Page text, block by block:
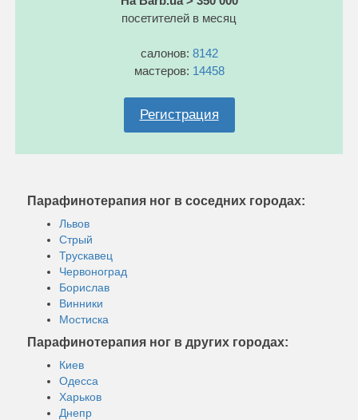
посетителей в месяц
салонов: 8142
мастеров: 14458
Регистрация
Парафинотерапия ног в соседних городах:
Львов
Стрый
Трускавец
Червоноград
Борислав
Винники
Мостиска
Парафинотерапия ног в других городах:
Киев
Одесса
Харьков
Днепр